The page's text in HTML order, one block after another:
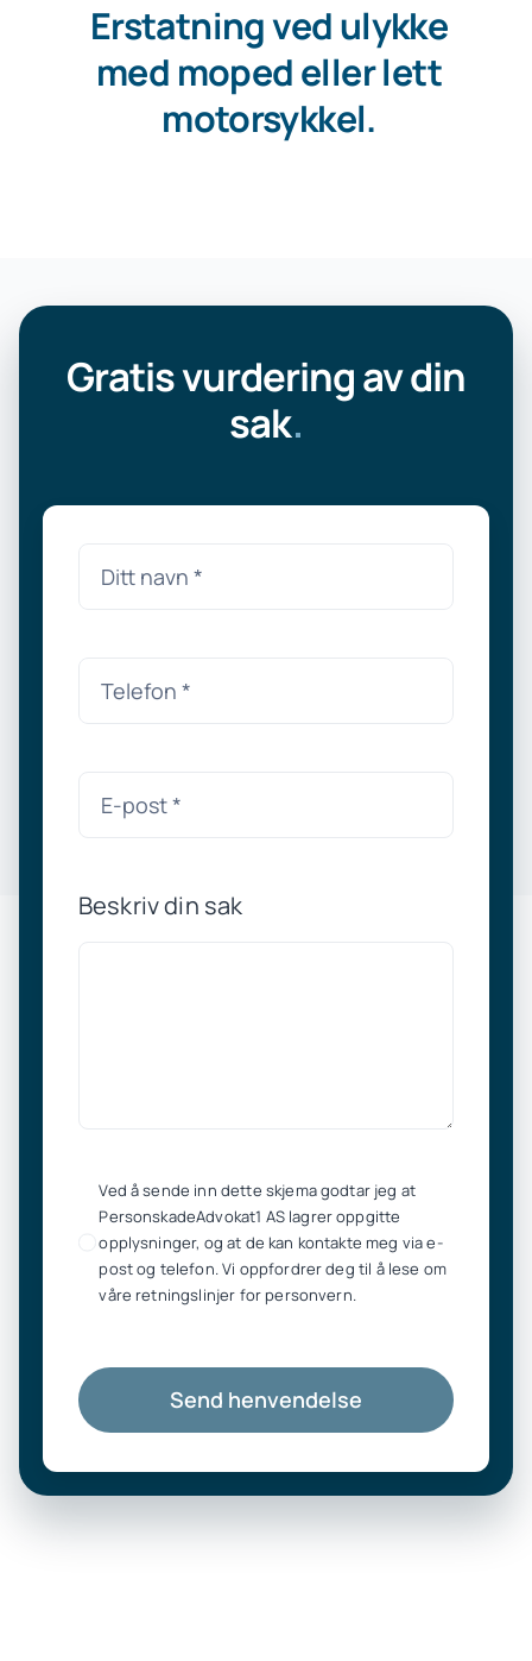
Erstatning ved ulykke
med moped eller lett
motorsykkel.
Gratis vurdering av din
sak.
Beskriv din sak
Ved å sende inn dette skjema godtar jeg at
PersonskadeAdvokat1 AS lagrer oppgitte
opplysninger, og at de kan kontakte meg via e-
post og telefon. Vi oppfordrer deg til å lese om
våre retningslinjer for personvern.
Send henvendelse